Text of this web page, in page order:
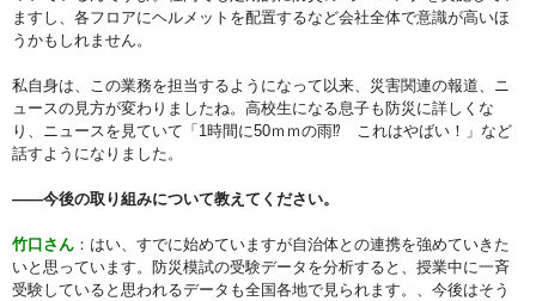
ますし、各フロアにヘルメットを配置するなど会社全体で意識が高いほ
うかもしれません。
私自身は、この業務を担当するようになって以来、災害関連の報道、ニ
ュースの見方が変わりましたね。高校生になる息子も防災に詳しくな
り、ニュースを見ていて「1時間に50ｍｍの雨⁉ これはやばい！」など
話すようになりました。
――今後の取り組みについて教えてください。
竹口さん ：はい、すでに始めていますが自治体との連携を強めていきた
いと思っています。防災模試の受験データを分析すると、授業中に一斉
受験していると思われるデータも全国各地で見られます。、今後はそう